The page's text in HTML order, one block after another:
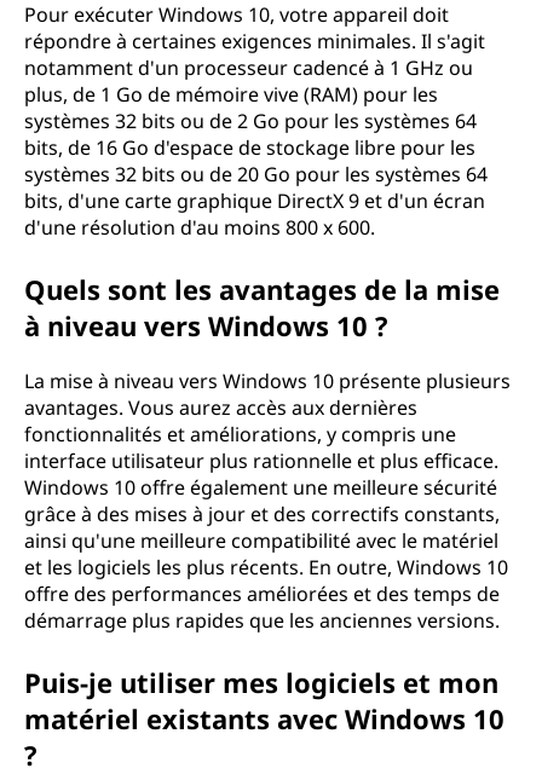
Pour exécuter Windows 10, votre appareil doit
répondre à certaines exigences minimales. Il s'agit
notamment d'un processeur cadencé à 1 GHz ou
plus, de 1 Go de mémoire vive (RAM) pour les
systèmes 32 bits ou de 2 Go pour les systèmes 64
bits, de 16 Go d'espace de stockage libre pour les
systèmes 32 bits ou de 20 Go pour les systèmes 64
bits, d'une carte graphique DirectX 9 et d'un écran
d'une résolution d'au moins 800 x 600.
Quels sont les avantages de la mise
à niveau vers Windows 10 ?
La mise à niveau vers Windows 10 présente plusieurs
avantages. Vous aurez accès aux dernières
fonctionnalités et améliorations, y compris une
interface utilisateur plus rationnelle et plus efficace.
Windows 10 offre également une meilleure sécurité
grâce à des mises à jour et des correctifs constants,
ainsi qu'une meilleure compatibilité avec le matériel
et les logiciels les plus récents. En outre, Windows 10
offre des performances améliorées et des temps de
démarrage plus rapides que les anciennes versions.
Puis-je utiliser mes logiciels et mon
matériel existants avec Windows 10
?